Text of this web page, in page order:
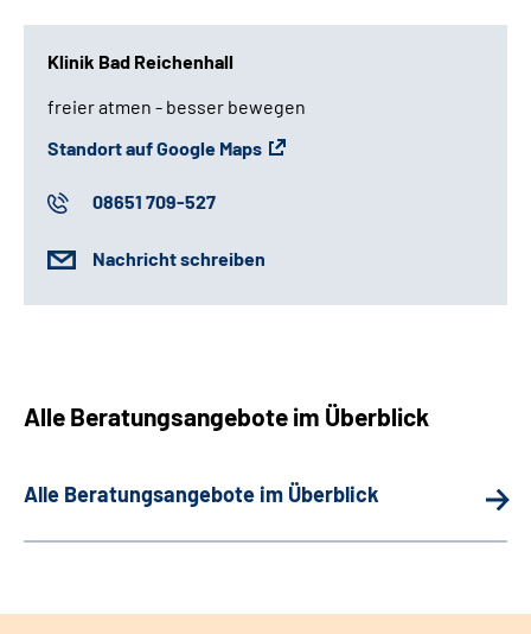
Klinik Bad Reichenhall
freier atmen - besser bewegen
Standort auf Google Maps
08651 709-527
Nachricht schreiben
Alle Beratungsangebote im Überblick
Alle Beratungsangebote im Überblick